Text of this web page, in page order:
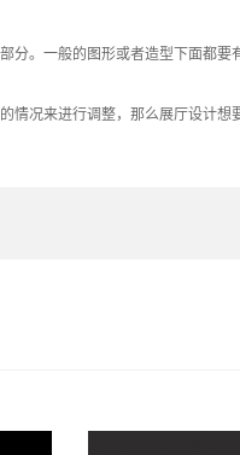
。一般的图形或者造型下面都要
况来进行调整，那么展厅设计想